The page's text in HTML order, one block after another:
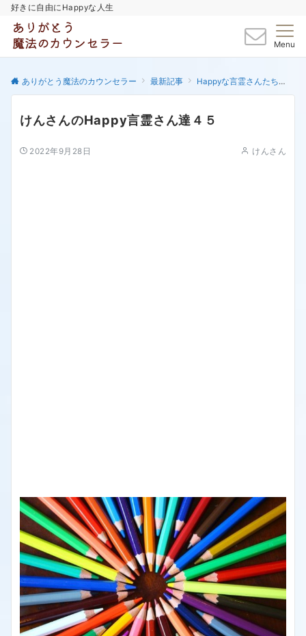
好きに自由にHappyな人生
Menu
ありがとう魔法のカウンセラー 最新記事 Happyな言霊さんたち
けんさんのHappy言霊さん達４５
2022年9月28日 けんさん